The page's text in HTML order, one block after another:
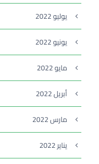
يوليو 2022
يونيو 2022
مايو 2022
أبريل 2022
مارس 2022
يناير 2022